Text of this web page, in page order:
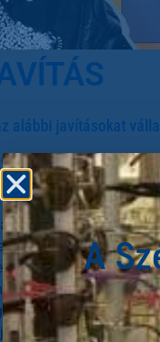
.
alábbi javításokat
arcához
helyreállítása
ragasztása
pótlása
patron pótlás
pótlása
A